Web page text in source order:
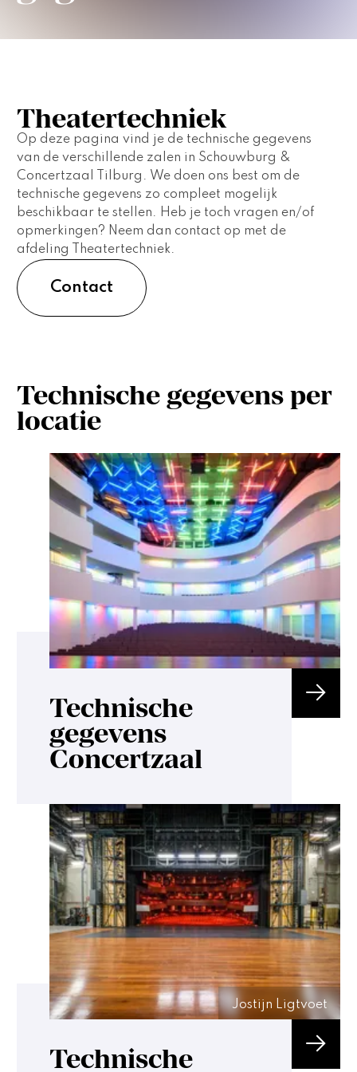
Theatertechniek
Op deze pagina vind je de technische gegevens
van de verschillende zalen in Schouwburg &
Concertzaal Tilburg. We doen ons best om de
technische gegevens zo compleet mogelijk
beschikbaar te stellen. Heb je toch vragen en/of
opmerkingen? Neem dan contact op met de
afdeling Theatertechniek.
Contact
Technische gegevens per
locatie
Technische
gegevens
Concertzaal
Technische
Jostijn Ligtvoet